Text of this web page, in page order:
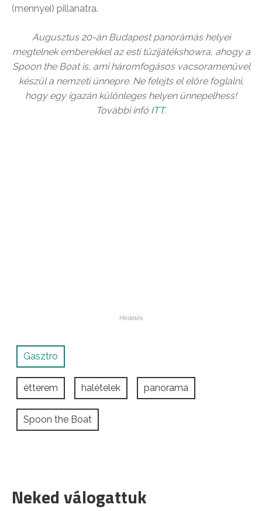
(mennyei) pillanatra.
Augusztus 20-án Budapest panorámás helyei
megtelnek emberekkel az esti tűzijátékshowra, ahogy a
Spoon the Boat is, ami háromfogásos vacsoramenüvel
készül a nemzeti ünnepre. Ne felejts el előre foglalni,
hogy egy igazán különleges helyen ünnepelhess!
További infó ITT.
Gasztro
étterem halételek panorama
Spoon the Boat
Neked válogattuk